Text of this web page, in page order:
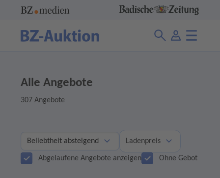
Alle Angebote
307 Angebote
Ladenpreis
Abgelaufene Angebote anzeigen Ohne Gebot